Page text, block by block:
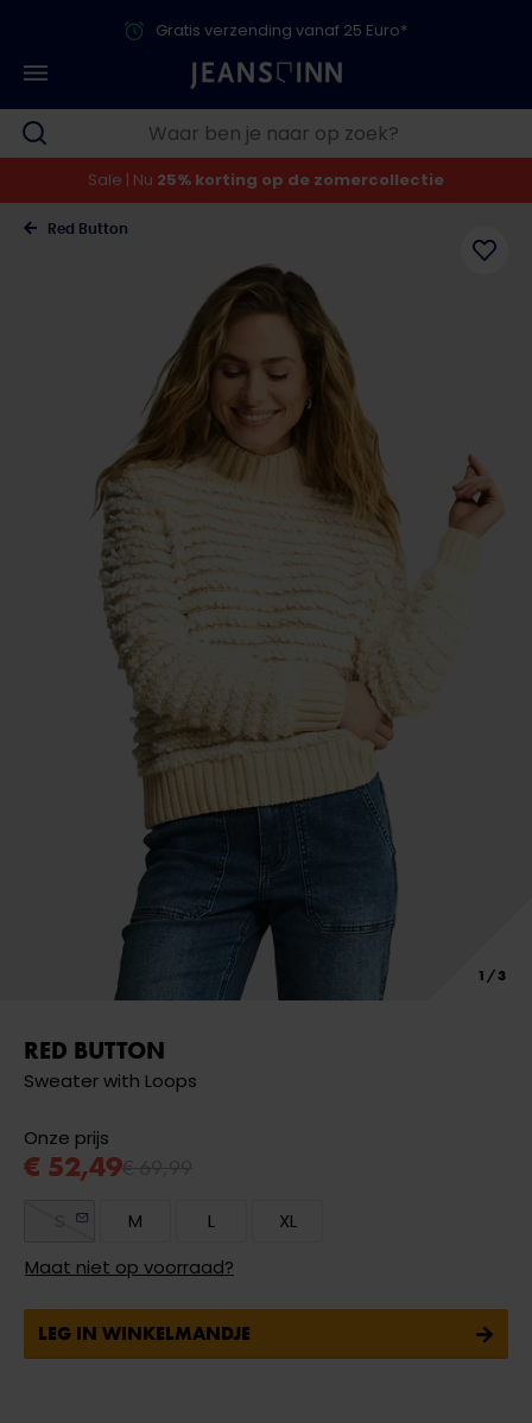
Gratis verzending vanaf 25 Euro*
Sale | Nu 25% korting op de zomercollectie
Red Button
RED BUTTON
Sweater with Loops
Onze prijs
€ 52,49
M L
XL
Maat niet op voorraad?
LEG IN WINKELMANDJE